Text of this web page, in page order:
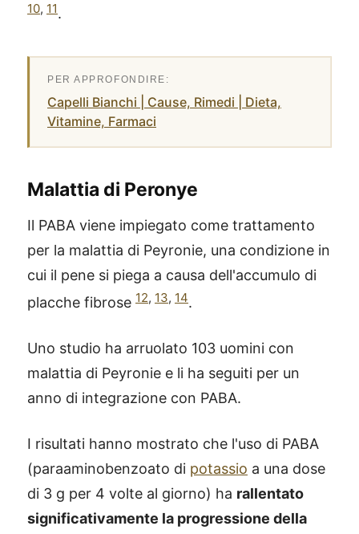
10, 11.
Capelli Bianchi | Cause, Rimedi | Dieta,
Vitamine, Farmaci
Malattia di Peronye
Il PABA viene impiegato come trattamento
per la malattia di Peyronie, una condizione in
cui il pene si piega a causa dell'accumulo di
placche fibrose 12, 13, 14.
Uno studio ha arruolato 103 uomini con
malattia di Peyronie e li ha seguiti per un
anno di integrazione con PABA.
I risultati hanno mostrato che l'uso di PABA
(paraaminobenzoato di potassio a una dose
di 3 g per 4 volte al giorno) ha rallentato
significativamente la progressione della